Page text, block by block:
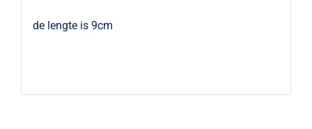
de lengte is 9cm